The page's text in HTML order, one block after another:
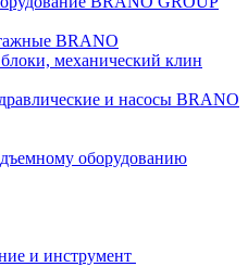
BRANO
механический клин
и насосы BRANO
оборудованию
и инструмент